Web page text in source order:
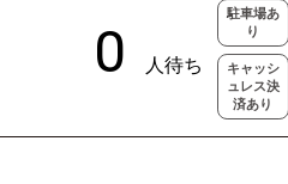
駐車場あ
り
キャッシ
ュレス決
済あり